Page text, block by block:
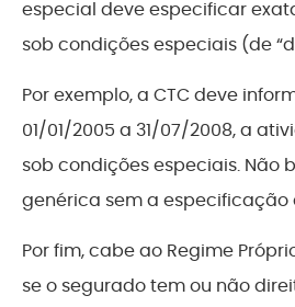
especial deve especificar
sob condições especiais (de
Por exemplo, a CTC deve
01/01/2005 a 31/07/2008, a
sob condições especiais. Não
genérica sem a especificação
Por fim, cabe ao Regime
se o segurado tem ou não